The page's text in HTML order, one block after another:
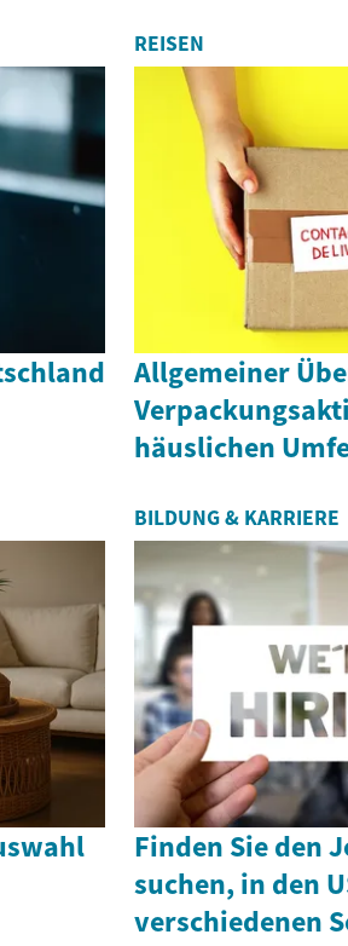
REISEN
Allgemeiner
häuslichen
BILDUNG & KARRIERE
Finden Sie den
suchen, in den
verschiedenen